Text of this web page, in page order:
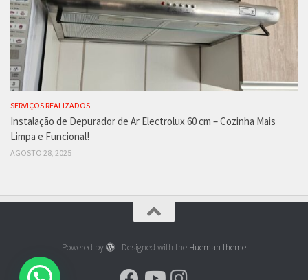
SERVIÇOS REALIZADOS
Instalação de Depurador de Ar Electrolux 60 cm – Cozinha Mais
Limpa e Funcional!
AGOSTO 28, 2025
Powered by - Designed with the Hueman theme